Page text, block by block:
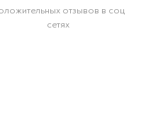
отзывов в соц
сетях
ВАЗАХ